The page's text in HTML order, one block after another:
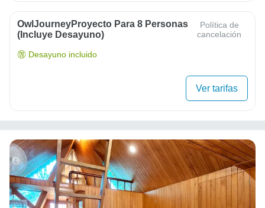
OwlJourneyProyecto Para 8 Personas
(Incluye Desayuno)
Política de
cancelación
Desayuno incluido
Ver tarifas